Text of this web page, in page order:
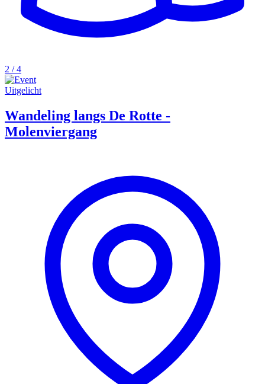
2 / 4
Uitgelicht
Wandeling langs De Rotte -
Molenviergang